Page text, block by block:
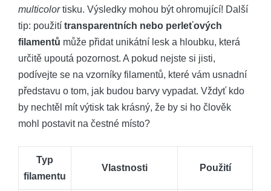
multicolortisku. Výsledky mohou být ohromující! Další
tip: použití transparentních nebo perleťových
filamentů může přidat unikátní lesk a hloubku, která
určitě upoutá pozornost. A pokud nejste si jisti,
podívejte se na vzorníky filamentů, které vám usnadní
představu o tom, jak budou barvy vypadat. Vždyť kdo
by nechtěl mít výtisk tak krásný, že by si ho člověk
mohl postavit na čestné místo?
Typ
filamentu
Vlastnosti Použití